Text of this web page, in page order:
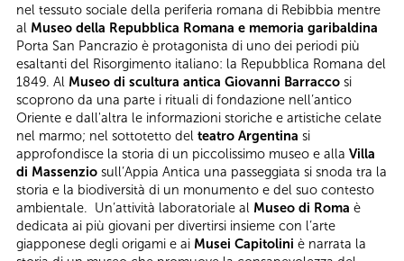
nel tessuto sociale della periferia romana di Rebibbia mentre
al Museo della Repubblica Romana e memoria garibaldina
Porta San Pancrazio è protagonista di uno dei periodi più
esaltanti del Risorgimento italiano: la Repubblica Romana del
1849. Al Museo di scultura antica Giovanni Barracco si
scoprono da una parte i rituali di fondazione nell’antico
Oriente e dall'altra le informazioni storiche e artistiche celate
nel marmo; nel sottotetto del teatro Argentina si
approfondisce la storia di un piccolissimo museo e alla Villa
di Massenzio sull’Appia Antica una passeggiata si snoda tra la
storia e la biodiversità di un monumento e del suo contesto
ambientale. Un’attività laboratoriale al Museo di Roma è
dedicata ai più giovani per divertirsi insieme con l’arte
giapponese degli origami e ai Musei Capitolini è narrata la